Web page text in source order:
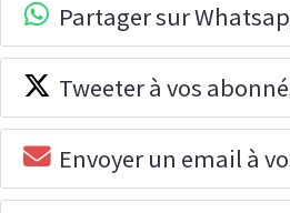
Partager sur
Tweeter à vos
Envoyer un email à